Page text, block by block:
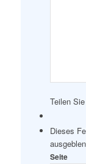
Teilen
Dieses
Seite